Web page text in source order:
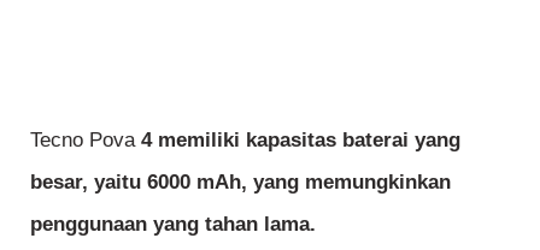
Tecno Pova 4 memiliki kapasitas baterai yang
besar, yaitu 6000 mAh, yang memungkinkan
penggunaan yang tahan lama.